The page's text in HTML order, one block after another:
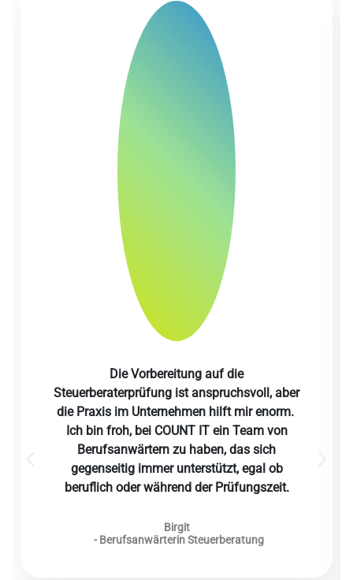
Die Vorbereitung auf die
Steuerberaterprüfung ist anspruchsvoll, aber
die Praxis im Unternehmen hilft mir enorm.
Ich bin froh, bei COUNT IT ein Team von
Berufsanwärtern zu haben, das sich
gegenseitig immer unterstützt, egal ob
beruflich oder während der Prüfungszeit.
Birgit
- Berufsanwärterin Steuerberatung